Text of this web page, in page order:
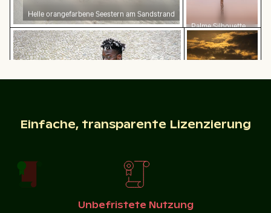
Helle orangefarbene Seestern am Sandstrand
Palme Silhouette
gegen einen
bunten
Sonnenuntergang
Modischer Mann auf Kopfsteinpflaster
Modischer Mann auf Kopfsteinpflaster
Silhouette von
Einfache, transparente Lizenzierung
Unbefristete Nutzung